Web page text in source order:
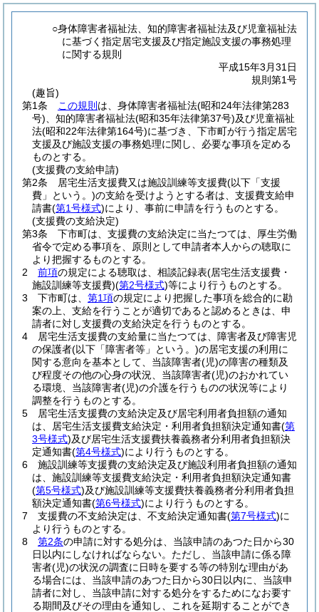
○身体障害者福祉法、知的障害者福祉法及び児童福祉法
に基づく指定居宅支援及び指定施設支援の事務処理
に関する規則
平成15年3月31日
規則第1号
(趣旨)
第1条
この規則 は、身体障害者福祉法(昭和24年法律第283
号) 、知的障害者福祉法(昭和35年法律第37号)及び児童福祉
法(昭和22年法律第164号)に基づき、下市町が行う指定居宅
支援及び施設支援の事務処理に関し、必要な事項を定める
ものとする。
(支援費の支給申請)
第2条
居宅生活支援費又は施設訓練等支援費(以下「支援
費」という。)の支給を受けようとする者は、支援費支給申
請書(第1号様式)により、事前に申請を行うものとする。
(支援費の支給決定)
第3条
下市町は、支援費の支給決定に当たつては、厚生労働
省令で定める事項を、原則として申請者本人からの聴取に
より把握するものとする。
2
前項の規定による聴取は、相談記録表(居宅生活支援費・
施設訓練等支援費)(第2号様式)等により行うものとする。
3
下市町は、 第1項の規定により把握した事項を総合的に勘
案の上、支給を行うことが適切であると認めるときは、申
請者に対し支援費の支給決定を行うものとする。
4
居宅生活支援費の支給量に当たつては、障害者及び障害児
の保護者(以下「障害者等」という。)の居宅支援の利用に
関する意向を基本として、当該障害者(児)の障害の種類及
び程度その他の心身の状況、当該障害者(児)のおかれてい
る環境、当該障害者(児)の介護を行うものの状況等により
調整を行うものとする。
5
居宅生活支援費の支給決定及び居宅利用者負担額の通知
は、居宅生活支援費支給決定・利用者負担額決定通知書(第
3号様式)及び居宅生活支援費扶養義務者分利用者負担額決
定通知書(第4号様式)により行うものとする。
6
施設訓練等支援費の支給決定及び施設利用者負担額の通知
は、施設訓練等支援費支給決定・利用者負担額決定通知書
(第5号様式)及び施設訓練等支援費扶養義務者分利用者負担
額決定通知書(第6号様式)により行うものとする。
7
支援費の不支給決定は、不支給決定通知書(第7号様式)に
より行うものとする。
8
第2条の申請に対する処分は、当該申請のあつた日から30
日以内にしなければならない。 ただし、当該申請に係る障
害者(児)の状況の調査に日時を要する等の特別な理由があ
る場合には、当該申請のあつた日から30日以内に、当該申
請者に対し、当該申請に対する処分をするためになお要す
る期間及びその理由を通知し、これを延期することができ